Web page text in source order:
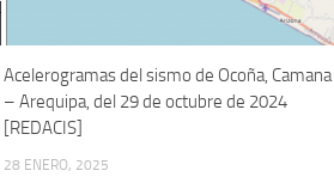
Acelerogramas del sismo de Ocoña, Camana
– Arequipa, del 29 de octubre de 2024
[REDACIS]
28 ENERO, 2025